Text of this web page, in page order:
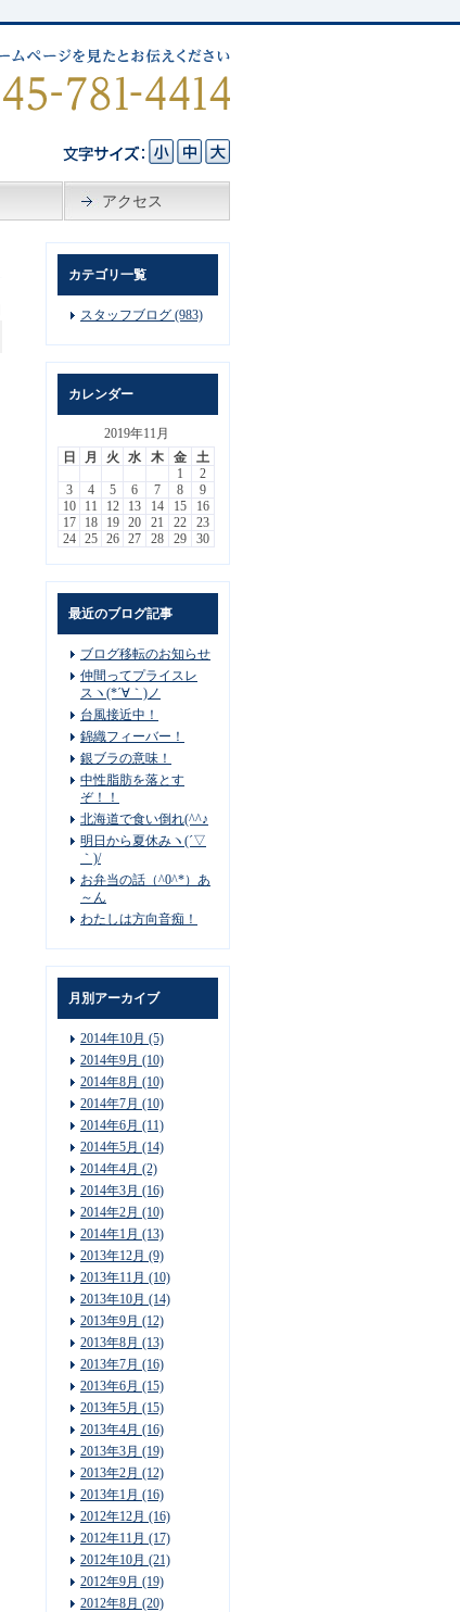
アクセス
カテゴリ一覧
スタッフブログ (983)
カレンダー
2019年11月
日
月 火 水 木 金
土
1
2
3
4 5 6 7 8
9
10
11 12 13 14 15
16
17
18 19 20 21 22
23
24
25 26 27 28 29 30
最近のブログ記事
ブログ移転のお知らせ
仲間ってプライスレ
スヽ(*´∀｀)ノ
台風接近中！
錦織フィーバー！
銀ブラの意味！
中性脂肪を落とす
ぞ！！
北海道で食い倒れ(^^♪
明日から夏休みヽ(´▽
｀)/
お弁当の話（^0^*）あ
～ん
わたしは方向音痴！
月別アーカイブ
2014年10月 (5)
2014年9月 (10)
2014年8月 (10)
2014年7月 (10)
2014年6月 (11)
2014年5月 (14)
2014年4月 (2)
2014年3月 (16)
2014年2月 (10)
2014年1月 (13)
2013年12月 (9)
2013年11月 (10)
2013年10月 (14)
2013年9月 (12)
2013年8月 (13)
2013年7月 (16)
2013年6月 (15)
2013年5月 (15)
2013年4月 (16)
2013年3月 (19)
2013年2月 (12)
2013年1月 (16)
2012年12月 (16)
2012年11月 (17)
2012年10月 (21)
2012年9月 (19)
2012年8月 (20)